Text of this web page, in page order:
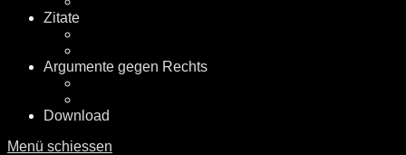
Zitate
Argumente gegen Rechts
Download
Menü schiessen